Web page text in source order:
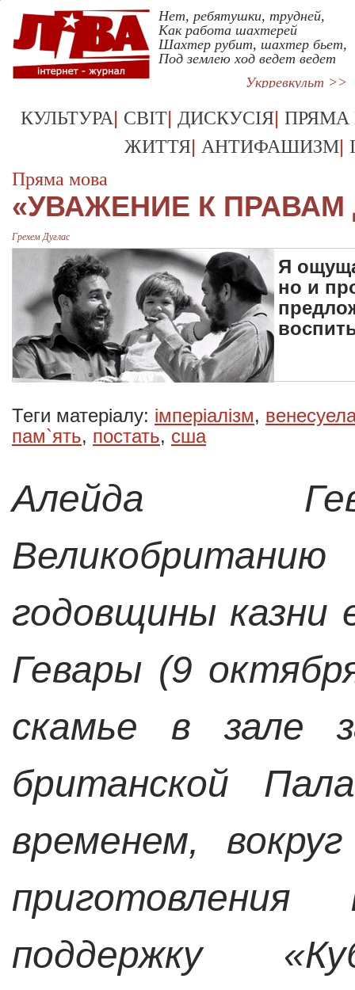
Нет, ребятушки, трудней,
Как работа шахтерей
Шахтер рубит, шахтер бьет,
Под землею ход ведет ведет
Укрревкульт >>
КУЛЬТУРА| СВІТ| ДИСКУСІЯ| ПРЯМА
ЖИТТЯ| АНТИФАШИЗМ|
Пряма мова
«УВАЖЕНИЕ К ПРАВАМ
Грехем Дуглас
Я
но и
Теги матеріалу: імперіалізм,
пам`ять, постать, сша
Алейда
годовщины
Гевары (9
скамье в зале
британской
временем,
поддержку